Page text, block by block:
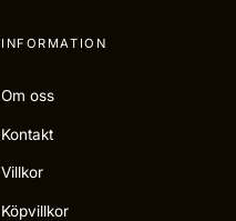
INFORMATION
Om oss
Kontakt
Villkor
Köpvillkor